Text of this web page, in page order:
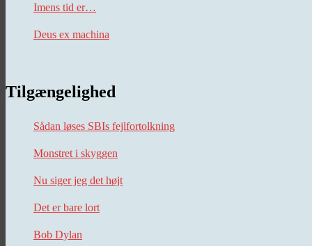
Imens tid er…
Deus ex machina
Tilgængelighed
Sådan løses SBIs fejlfortolkning
Monstret i skyggen
Nu siger jeg det højt
Det er bare lort
Bob Dylan